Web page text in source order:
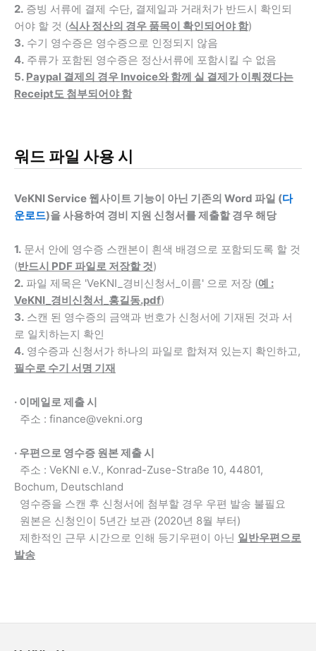
2. 증빙 서류에 결제 수단, 결제일과 거래처가 반드시 확인되
어야 할 것 (식사 정산의 경우 품목이 확인되어야 함)
3. 수기 영수증은 영수증으로 인정되지 않음
4. 주류가 포함된 영수증은 정산서류에 포함시킬 수 없음
5. Paypal 결제의 경우 Invoice와 함께 실 결제가 이뤄졌다는
Receipt도 첨부되어야 함
워드 파일 사용 시
VeKNI Service 웹사이트 기능이 아닌 기존의 Word 파일 (다
운로드)을 사용하여 경비 지원 신청서를 제출할 경우 해당
1. 문서 안에 영수증 스캔본이 흰색 배경으로 포함되도록 할 것
(반드시 PDF 파일로 저장할 것)
2. 파일 제목은 'VeKNI_경비신청서_이름' 으로 저장 (예 :
VeKNI_경비신청서_홍길동.pdf)
3. 스캔 된 영수증의 금액과 번호가 신청서에 기재된 것과 서
로 일치하는지 확인
4. 영수증과 신청서가 하나의 파일로 합쳐져 있는지 확인하고,
필수로 수기 서명 기재
· 이메일로 제출 시
주소 : finance@vekni.org
· 우편으로 영수증 원본 제출 시
주소 : VeKNI e.V., Konrad-Zuse-Straße 10, 44801,
Bochum, Deutschland
영수증을 스캔 후 신청서에 첨부할 경우 우편 발송 불필요
원본은 신청인이 5년간 보관 (2020년 8월 부터)
제한적인 근무 시간으로 인해 등기우편이 아닌 일반우편으로
발송